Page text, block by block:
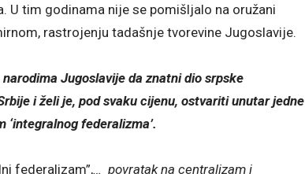
U tim godinama nije se pomišljalo na oružani
rastrojenju tadašnje tvorevine Jugoslavije.
Jugoslavije da znatni dio srpske
i želi je, pod svaku cijenu, ostvariti unutar jedne
federalizma’.
federalizam”,… povratak na centralizam i